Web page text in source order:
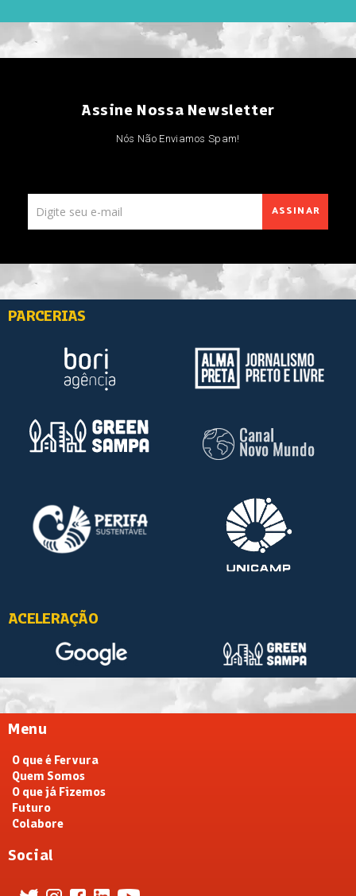
Assine Nossa Newsletter
Nós Não Enviamos Spam!
ASSINAR
PARCERIAS
ACELERAÇÃO
Menu
O que é Fervura
Quem Somos
O que já Fizemos
Futuro
Colabore
Social